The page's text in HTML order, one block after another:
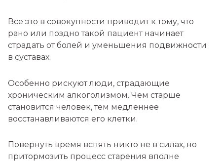
Все это в совокупности приводит к тому, что
рано или поздно такой пациент начинает
страдать от болей и уменьшения подвижности
в суставах.
Особенно рискуют люди, страдающие
хроническим алкоголизмом. Чем старше
становится человек, тем медленнее
восстанавливаются его клетки.
Повернуть время вспять никто не в силах, но
притормозить процесс старения вполне